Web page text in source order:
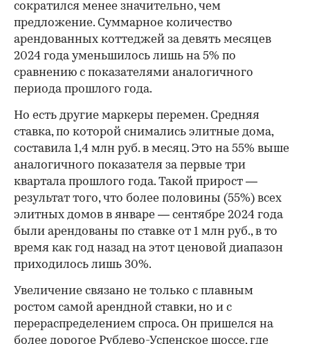
сократился менее значительно, чем
предложение. Суммарное количество
арендованных коттеджей за девять месяцев
2024 года уменьшилось лишь на 5% по
сравнению с показателями аналогичного
периода прошлого года.
Но есть другие маркеры перемен. Средняя
ставка, по которой снимались элитные дома,
составила 1,4 млн руб. в месяц. Это на 55% выше
аналогичного показателя за первые три
квартала прошлого года. Такой прирост —
результат того, что более половины (55%) всех
элитных домов в январе — сентябре 2024 года
были арендованы по ставке от 1 млн руб., в то
время как год назад на этот ценовой диапазон
приходилось лишь 30%.
Увеличение связано не только с плавным
ростом самой арендной ставки, но и с
перераспределением спроса. Он пришелся на
более дорогое Рублево-Успенское шоссе, где